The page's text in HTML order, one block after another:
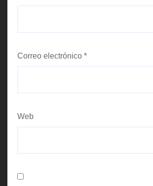
Correo electrónico *
Web